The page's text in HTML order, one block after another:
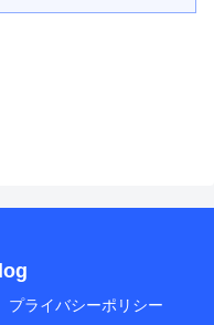
プライバシーポリシー